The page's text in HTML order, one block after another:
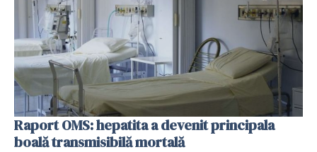
Raport OMS: hepatita a devenit principala
boală transmisibilă mortală